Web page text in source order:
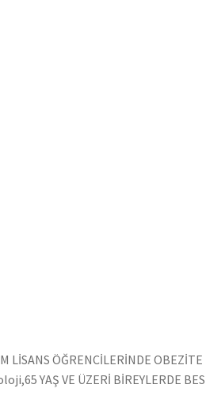
ÖĞRENCİLERİNDE
YAŞ VE ÜZERİ BİREYLERDE